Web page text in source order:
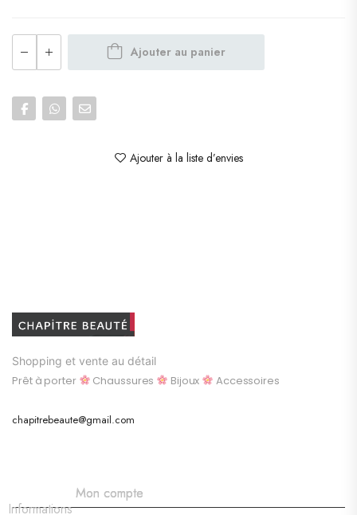
Ajouter au panier
Ajouter à la liste d’envies
Shopping et vente au détail
Prêt à porter Chaussures Bijoux Accessoires
chapitrebeaute@gmail.com
Mon compte
Informations